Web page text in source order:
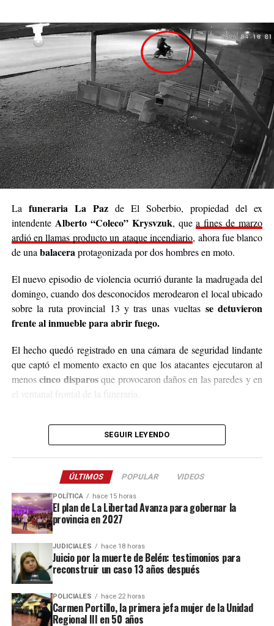
Luego continuó: “Nuestro deseo es poder llegar a
cada rincón de Posadas
, acompañar, contener y
brindar un poco de alivio a quienes están pasando
momentos difíciles. No podemos cambiar el mundo
entero, pero sí podemos cambiar el día de alguien”.
Se trata de una iniciativa hecha a pulmón, con esfuerzo
propio y con el acompañamiento de cada persona que
decide sumar su granito de arena, ya sea concamperas,
buzos, sacos, frazadas, colchas, mantas, bufandas,
gorros, guantes y todo lo que pueda abrigar.
Cabe destacar que para mediados de mayo será la
entrega de donaciones y tienen planificado realizar ollas
populares de arroz con pollo, por lo que también
recibirán donaciones de alimentos no perecederos.
Para comunicarse con el organizador de la iniciativa,
podrán enviar mensajes, audios o realizar llamadas al
3764140551
o a través de Instagram
@agustin_pineiroo
La funeraria La Pazde El Soberbio, propiedad del ex
intendente Alberto “Coleco” Krysvzuk, quea fines de marzo
ardió en llamas producto un ataque incendiario, ahora fue blanco
de unabalaceraprotagonizada por dos hombres en moto.
El nuevo episodio de violencia ocurrió durante la madrugada del
domingo, cuando dos desconocidos merodearon el local ubicado
sobre la ruta provincial 13 y tras unas vueltas se detuvieron
frente al inmueble para abrir fuego.
El hecho quedó registrado en una cámara de seguridad lindante
que captó el momento exacto en que los atacantes ejecutaron al
menoscinco disparosque provocaron daños en las paredes y en
el ventanal frontal de la funeraria.
hacia el acceso a El Soberbio y en el lugar intervino el personal
Este ataque se suma a otros tantos episodios similares registrados
recientemente en contra de comercios o propiedades vinculadas a
Coleco, ex intendente de El Soberbio que en 2013 fue destituido
del cargo por acusaciones de
asociación ilícita.
En el listado de hechos recientes figuran un incendio de cabañas
en el complejoTío Colecoa fines de la semana pasada y otro
ataque similar a la funeraria ahora baleada en a fines de marzo.
SEGUIR LEYENDO
ÚLTIMOS POPULAR VIDEOS
POLÍTICA hace 15 horas
El plan de La Libertad Avanza para gobernar la
provincia en 2027
JUDICIALES hace 18 horas
Juicio por la muerte de Belén: testimonios para
reconstruir un caso 13 años después
POLICIALES hace 22 horas
Carmen Portillo, la primera jefa mujer de la Unidad
Regional III en 50 años